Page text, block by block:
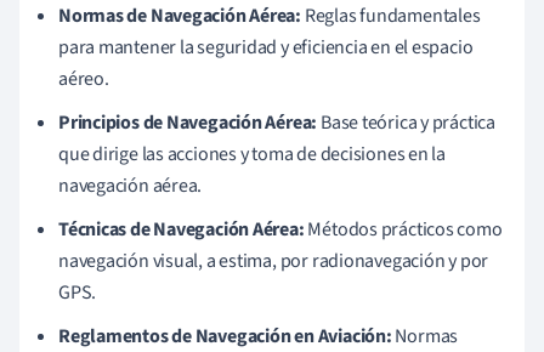
Normas de Navegación Aérea: Reglas fundamentales
para mantener la seguridad y eficiencia en el espacio
aéreo.
Principios de Navegación Aérea: Base teórica y práctica
que dirige las acciones y toma de decisiones en la
navegación aérea.
Técnicas de Navegación Aérea:Métodos prácticos como
navegación visual, a estima, por radionavegación y por
GPS.
Reglamentos de Navegación en Aviación:Normas